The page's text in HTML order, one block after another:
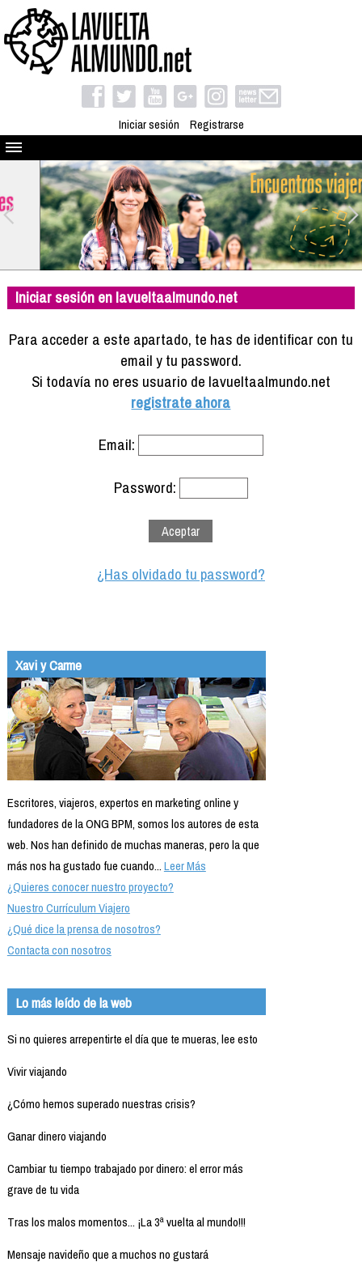
Iniciar sesión Registrarse
Quienes somos
El proyecto
Blog
Viaja con nosotros
Camino solidario
Libros
Compañeros de viaje
Info viajeros
Iniciar sesión en lavueltaalmundo.net
Para acceder a este apartado, te has de identificar con tu
email y tu password.
Si todavía no eres usuario de lavueltaalmundo.net
registrate ahora
Email:
Password:
¿Has olvidado tu password?
Xavi y Carme
Escritores, viajeros, expertos en marketing online y
fundadores de la ONG BPM, somos los autores de esta
web. Nos han definido de muchas maneras, pero la que
más nos ha gustado fue cuando...Leer Más
¿Quieres conocer nuestro proyecto?
Nuestro Currículum Viajero
¿Qué dice la prensa de nosotros?
Contacta con nosotros
Lo más leído de la web
Si no quieres arrepentirte el día que te mueras, lee esto
Vivir viajando
¿Cómo hemos superado nuestras crisis?
Ganar dinero viajando
Cambiar tu tiempo trabajado por dinero: el error más
grave de tu vida
Tras los malos momentos... ¡La 3ª vuelta al mundo!!!
Mensaje navideño que a muchos no gustará